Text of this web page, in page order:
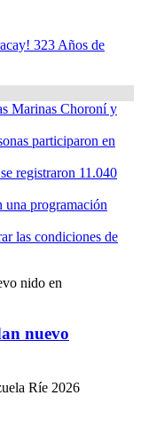
323 Años de
Marinas Choroní y
participaron en
registraron 11.040
una programación
las condiciones de
nuevo